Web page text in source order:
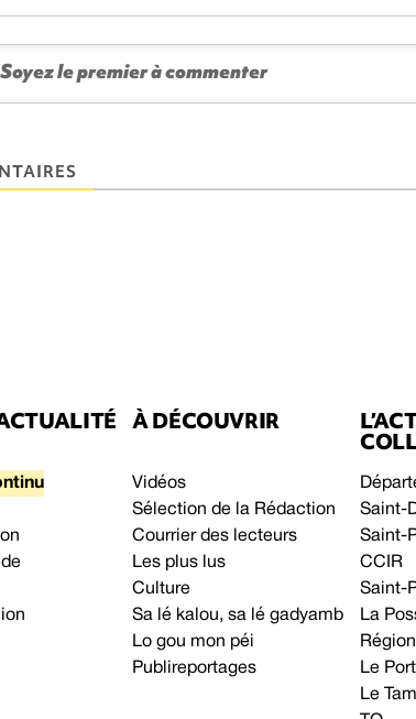
À DÉCOUVRIR
Vidéos
Sélection de la Rédaction
Courrier des lecteurs
Les plus lus
Culture
Sa lé kalou, sa lé gadyamb
Lo gou mon péi
Publireportages
Saint-
Saint-
CCIR
Saint-
La
Région
Le Port
Le